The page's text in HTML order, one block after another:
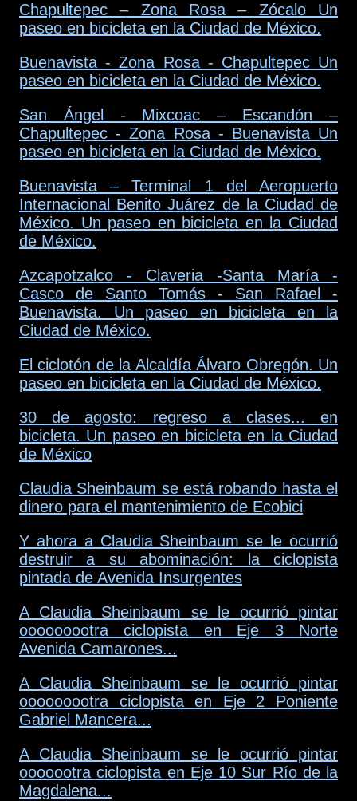
Chapultepec – Zona Rosa – Zócalo Un
paseo en bicicleta en la Ciudad de México.
Buenavista - Zona Rosa - Chapultepec Un
paseo en bicicleta en la Ciudad de México.
San Ángel - Mixcoac – Escandón –
Chapultepec - Zona Rosa - Buenavista Un
paseo en bicicleta en la Ciudad de México.
Buenavista – Terminal 1 del Aeropuerto
Internacional Benito Juárez de la Ciudad de
México. Un paseo en bicicleta en la Ciudad
de México.
Azcapotzalco - Claveria -Santa María -
Casco de Santo Tomás - San Rafael -
Buenavista. Un paseo en bicicleta en la
Ciudad de México.
El ciclotón de la Alcaldía Álvaro Obregón. Un
paseo en bicicleta en la Ciudad de México.
30 de agosto: regreso a clases... en
bicicleta. Un paseo en bicicleta en la Ciudad
de México
Claudia Sheinbaum se está robando hasta el
dinero para el mantenimiento de Ecobici
Y ahora a Claudia Sheinbaum se le ocurrió
destruir a su abominación: la ciclopista
pintada de Avenida Insurgentes
A Claudia Sheinbaum se le ocurrió pintar
ooooooootra ciclopista en Eje 3 Norte
Avenida Camarones...
A Claudia Sheinbaum se le ocurrió pintar
ooooooootra ciclopista en Eje 2 Poniente
Gabriel Mancera...
A Claudia Sheinbaum se le ocurrió pintar
ooooootra ciclopista en Eje 10 Sur Río de la
Magdalena...